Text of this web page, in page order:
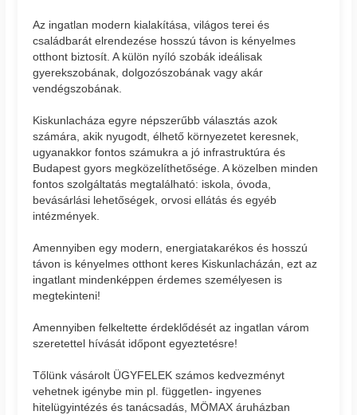
Az ingatlan modern kialakítása, világos terei és
családbarát elrendezése hosszú távon is kényelmes
otthont biztosít. A külön nyíló szobák ideálisak
gyerekszobának, dolgozószobának vagy akár
vendégszobának.
Kiskunlacháza egyre népszerűbb választás azok
számára, akik nyugodt, élhető környezetet keresnek,
ugyanakkor fontos számukra a jó infrastruktúra és
Budapest gyors megközelíthetősége. A közelben minden
fontos szolgáltatás megtalálható: iskola, óvoda,
bevásárlási lehetőségek, orvosi ellátás és egyéb
intézmények.
Amennyiben egy modern, energiatakarékos és hosszú
távon is kényelmes otthont keres Kiskunlacházán, ezt az
ingatlant mindenképpen érdemes személyesen is
megtekinteni!
Amennyiben felkeltette érdeklődését az ingatlan várom
szeretettel hívását időpont egyeztetésre!
Tőlünk vásárolt ÜGYFELEK számos kedvezményt
vehetnek igénybe min pl. független- ingyenes
hitelügyintézés és tanácsadás, MÖMAX áruházban